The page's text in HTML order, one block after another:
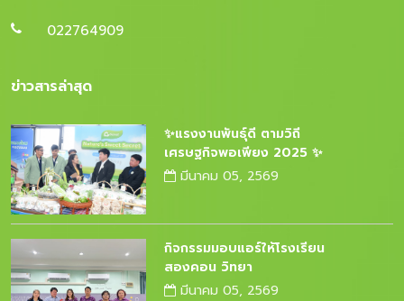
022764909
ข่าวสารล่าสุด
✨แรงงานพันธุ์ดี ตามวิถี
เศรษฐกิจพอเพียง 2025 ✨
มีนาคม 05, 2569
กิจกรรมมอบแอร์ให้โรงเรียน
สองคอน วิทยา
มีนาคม 05, 2569